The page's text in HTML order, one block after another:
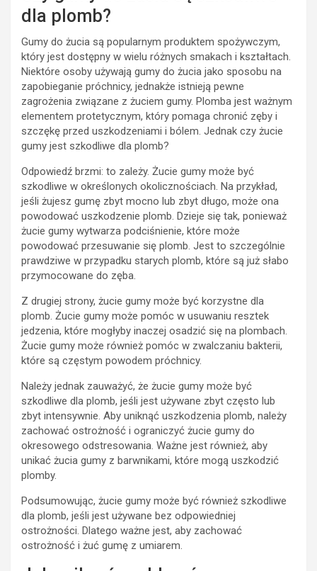
dla plomb?
Gumy do żucia są popularnym produktem spożywczym,
który jest dostępny w wielu różnych smakach i kształtach.
Niektóre osoby używają gumy do żucia jako sposobu na
zapobieganie próchnicy, jednakże istnieją pewne
zagrożenia związane z żuciem gumy. Plomba jest ważnym
elementem protetycznym, który pomaga chronić zęby i
szczękę przed uszkodzeniami i bólem. Jednak czy żucie
gumy jest szkodliwe dla plomb?
Odpowiedź brzmi: to zależy. Żucie gumy może być
szkodliwe w określonych okolicznościach. Na przykład,
jeśli żujesz gumę zbyt mocno lub zbyt długo, może ona
powodować uszkodzenie plomb. Dzieje się tak, ponieważ
żucie gumy wytwarza podciśnienie, które może
powodować przesuwanie się plomb. Jest to szczególnie
prawdziwe w przypadku starych plomb, które są już słabo
przymocowane do zęba.
Z drugiej strony, żucie gumy może być korzystne dla
plomb. Żucie gumy może pomóc w usuwaniu resztek
jedzenia, które mogłyby inaczej osadzić się na plombach.
Żucie gumy może również pomóc w zwalczaniu bakterii,
które są częstym powodem próchnicy.
Należy jednak zauważyć, że żucie gumy może być
szkodliwe dla plomb, jeśli jest używane zbyt często lub
zbyt intensywnie. Aby uniknąć uszkodzenia plomb, należy
zachować ostrożność i ograniczyć żucie gumy do
okresowego odstresowania. Ważne jest również, aby
unikać żucia gumy z barwnikami, które mogą uszkodzić
plomby.
Podsumowując, żucie gumy może być również szkodliwe
dla plomb, jeśli jest używane bez odpowiedniej
ostrożności. Dlatego ważne jest, aby zachować
ostrożność i żuć gumę z umiarem.